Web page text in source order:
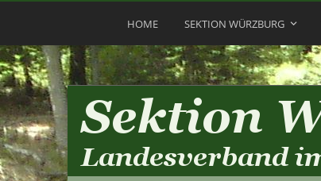
HOME SEKTION WÜRZBURG